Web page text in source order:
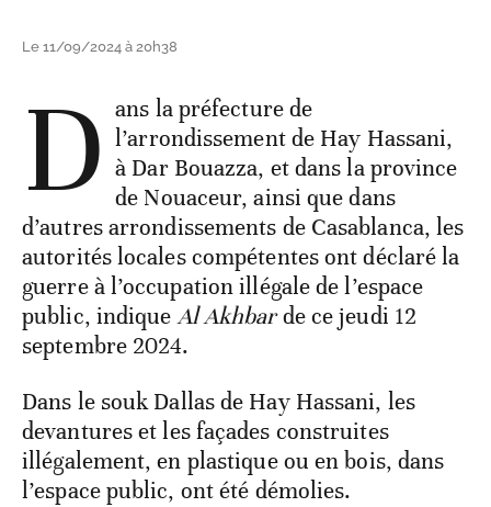
Le 11/09/2024 à 20h38
D ans la préfecture de
l’arrondissement de Hay Hassani,
à Dar Bouazza, et dans la province
de Nouaceur, ainsi que dans
d’autres arrondissements de Casablanca, les
autorités locales compétentes ont déclaré la
guerre à l’occupation illégale de l’espace
public, indiqueAl Akhbarde ce jeudi 12
septembre 2024.
Dans le souk Dallas de Hay Hassani, les
devantures et les façades construites
illégalement, en plastique ou en bois, dans
l’espace public, ont été démolies.